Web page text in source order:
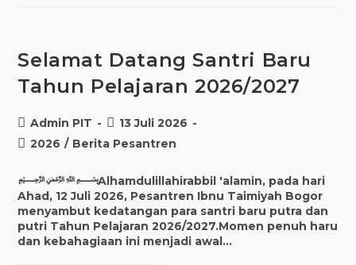
Selamat Datang Santri Baru
Tahun Pelajaran 2026/2027
Admin PIT
13 Juli 2026
2026 / Berita Pesantren
﷽Alhamdulillahirabbil 'alamin, pada hari
Ahad, 12 Juli 2026, Pesantren Ibnu Taimiyah Bogor
menyambut kedatangan para santri baru putra dan
putri Tahun Pelajaran 2026/2027.Momen penuh haru
dan kebahagiaan ini menjadi awal…